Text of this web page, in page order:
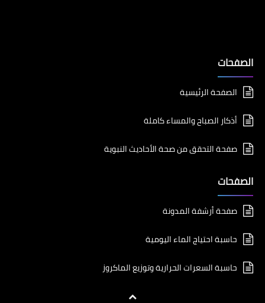
الصفحات
الصفحة الرئيسية
أذكار الصباح والمساء كاملة
صفحة التحقق من صحة الأحاديث النبوية
الصفحات
صفحة أرشفة المدونة
حاسبة احتياج الماء اليومية
حاسبة السعرات الحرارية وتوزيع الماكروز